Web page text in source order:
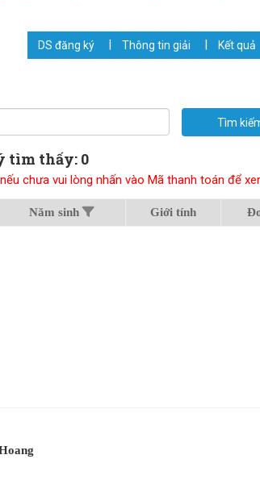
DS đăng ký Thông tin giải Kết quả
Tìm
tìm thấy: 0
chưa vui lòng nhấn vào Mã thanh toán để
Năm sinh Giới tính